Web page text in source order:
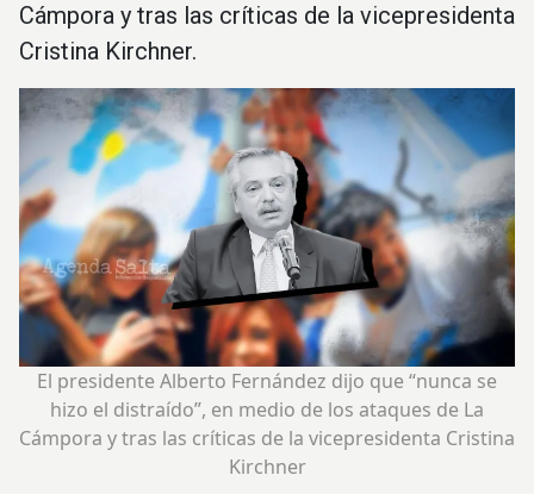
Cámpora y tras las críticas de la vicepresidenta
Cristina Kirchner.
El presidente Alberto Fernández dijo que “nunca se
hizo el distraído”, en medio de los ataques de La
Cámpora y tras las críticas de la vicepresidenta Cristina
Kirchner